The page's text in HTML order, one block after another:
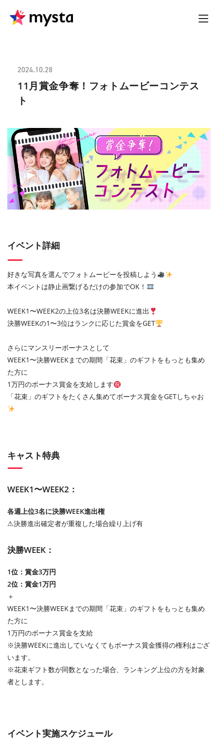
2024.10.28
11月賞金争奪！フォトムービーコンテス
ト
イベント詳細
好きな写真を選んでフォトムービーを投稿しよう
本イベントは静止画繋げるだけの参加でOK！
WEEK1〜WEEK2の上位3名は決勝WEEKに進出
決勝WEEKの1〜3位はランクに応じた賞金をGET
さらにマンスリーボーナスとして
WEEK1〜決勝WEEKまでの期間「花束」のギフトをもっとも集め
た方に
1万円のボーナス賞金を支給します
「花束」のギフトをたくさん集めてボーナス賞金をGETしちゃお
キャスト特典
WEEK1〜WEEK2：
各週上位3名に決勝WEEK進出権
⚠︎決勝進出確定者が重複した場合繰り上げ有
決勝WEEK：
1位：賞金3万円
2位：賞金1万円
＋
WEEK1〜決勝WEEKまでの期間「花束」のギフトをもっとも集め
た方に
1万円のボーナス賞金を支給
※決勝WEEKに進出していなくてもボーナス賞金獲得の権利はござ
います。
※花束ギフト数が同数となった場合、ランキング上位の方を対象
者とします。
イベント実施スケジュール